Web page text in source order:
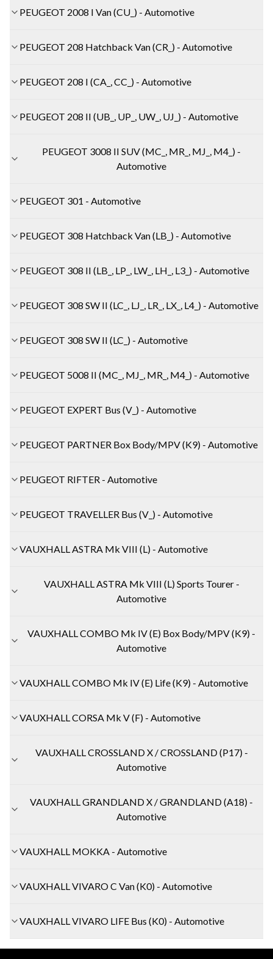
PEUGEOT 2008 I Van (CU_) - Automotive
PEUGEOT 208 Hatchback Van (CR_) - Automotive
PEUGEOT 208 I (CA_, CC_) - Automotive
PEUGEOT 208 II (UB_, UP_, UW_, UJ_) - Automotive
PEUGEOT 3008 II SUV (MC_, MR_, MJ_, M4_) -
Automotive
PEUGEOT 301 - Automotive
PEUGEOT 308 Hatchback Van (LB_) - Automotive
PEUGEOT 308 II (LB_, LP_, LW_, LH_, L3_) - Automotive
PEUGEOT 308 SW II (LC_, LJ_, LR_, LX_, L4_) - Automotive
PEUGEOT 308 SW II (LC_) - Automotive
PEUGEOT 5008 II (MC_, MJ_, MR_, M4_) - Automotive
PEUGEOT EXPERT Bus (V_) - Automotive
PEUGEOT PARTNER Box Body/MPV (K9) - Automotive
PEUGEOT RIFTER - Automotive
PEUGEOT TRAVELLER Bus (V_) - Automotive
VAUXHALL ASTRA Mk VIII (L) - Automotive
VAUXHALL ASTRA Mk VIII (L) Sports Tourer -
Automotive
VAUXHALL COMBO Mk IV (E) Box Body/MPV (K9) -
Automotive
VAUXHALL COMBO Mk IV (E) Life (K9) - Automotive
VAUXHALL CORSA Mk V (F) - Automotive
VAUXHALL CROSSLAND X / CROSSLAND (P17) -
Automotive
VAUXHALL GRANDLAND X / GRANDLAND (A18) -
Automotive
VAUXHALL MOKKA - Automotive
VAUXHALL VIVARO C Van (K0) - Automotive
VAUXHALL VIVARO LIFE Bus (K0) - Automotive